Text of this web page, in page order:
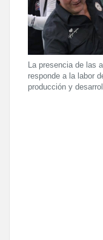
La presencia de las
responde a la labor
producción y